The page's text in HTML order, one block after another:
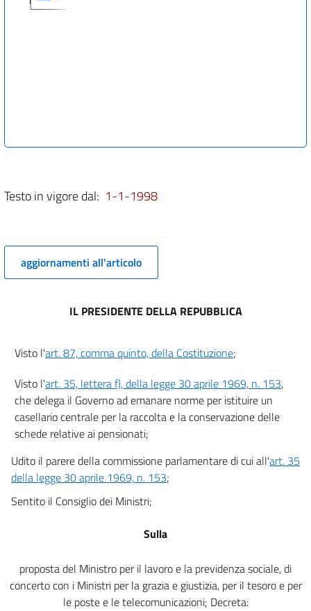
Testo in vigore dal: 1-1-1998
aggiornamenti all'articolo
IL PRESIDENTE DELLA REPUBBLICA
Visto l'art. 87, comma quinto, della Costituzione;
Visto l'art. 35, lettera f), della legge 30 aprile 1969, n. 153,
che delega il Governo ad emanare norme per istituire un
casellario centrale per la raccolta e la conservazione delle
schede relative ai pensionati;
Udito il parere della commissione parlamentare di cui all'art. 35
della legge 30 aprile 1969, n. 153;
Sentito il Consiglio dei Ministri;
Sulla
proposta del Ministro per il lavoro e la previdenza sociale, di
concerto con i Ministri per la grazia e giustizia, per il tesoro e per
le poste e le telecomunicazioni; Decreta: